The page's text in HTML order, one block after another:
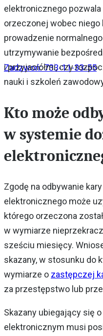
Zadzwoń: 733-11-33-55
elektronicznego
orzeczonej wobec niego
prowadzenie
utrzymywanie
i przyjaciółmi, czy
nauki i szkoleń
Kto może
w systemie
Zgodę na odbywanie
elektronicznego może
którego orzeczona
w wymiarze
sześciu miesięcy.
skazany, w stosunku do
wymiarze o zastępczej
za przestępstwo lub
Skazany ubiegający się
elektronicznym musi